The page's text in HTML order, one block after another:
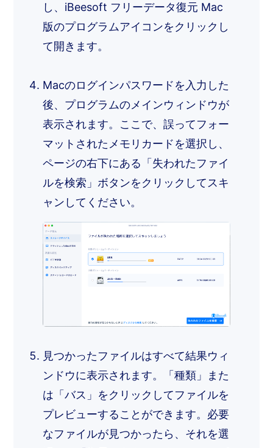
し、iBeesoft フリーデータ復元 Mac
版のプログラムアイコンをクリックし
て開きます。
Macのログインパスワードを入力した
後、プログラムのメインウィンドウが
表示されます。ここで、誤ってフォー
マットされたメモリカードを選択し、
ページの右下にある「失われたファイ
ルを検索」ボタンをクリックしてスキ
ャンしてください。
見つかったファイルはすべて結果ウィ
ンドウに表示されます。「種類」また
は「バス」をクリックしてファイルを
プレビューすることができます。必要
なファイルが見つかったら、それを選